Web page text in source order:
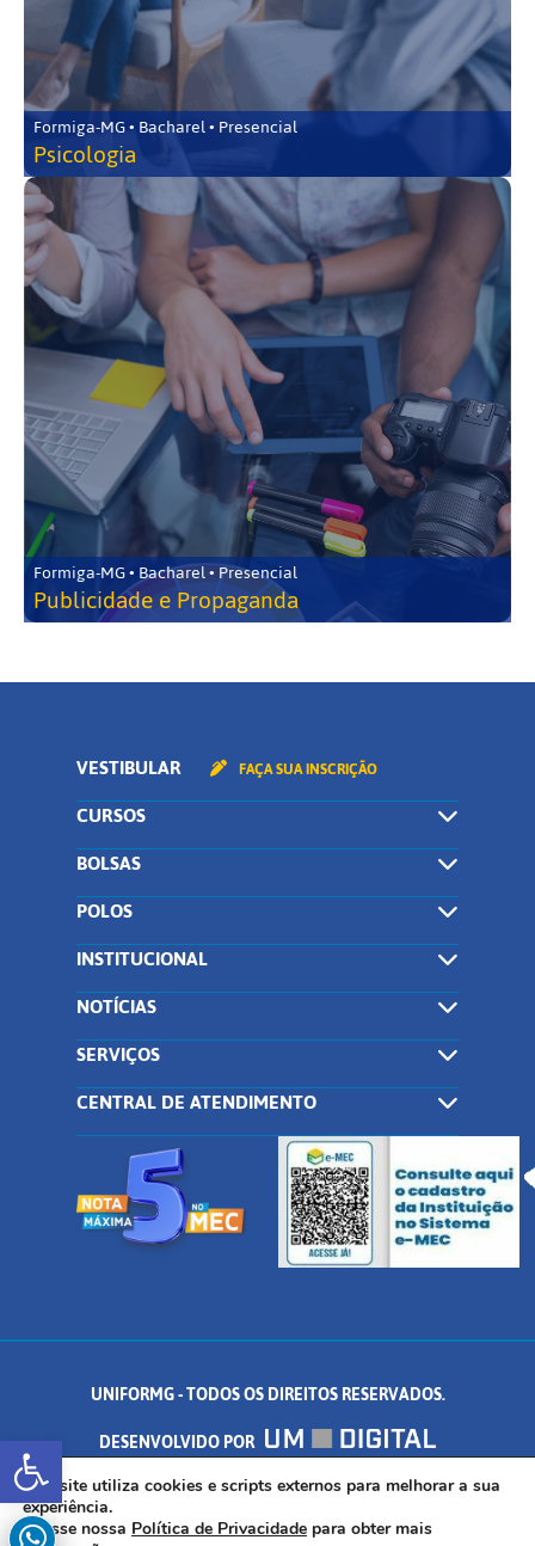
Abrir a barra de ferramentas
Formiga-MG • Bacharel • Presencial
Psicologia
Formiga-MG • Bacharel • Presencial
Publicidade e Propaganda
VESTIBULAR FAÇA SUA INSCRIÇÃO
CURSOS
BOLSAS
POLOS
INSTITUCIONAL
NOTÍCIAS
SERVIÇOS
CENTRAL DE ATENDIMENTO
UNIFORMG - TODOS OS DIREITOS RESERVADOS.
DESENVOLVIDO POR
AV. DR. ARNALDO DE SENNA, 328 - PALMEIRAS, FORMIGA/MG - CEP:
35.574.530
Este site utiliza cookies e scripts externos para melhorar a sua
experiência.
Acesse nossa Política de Privacidade para obter mais